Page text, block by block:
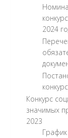
2024
Конкурс
значимых
2023
График